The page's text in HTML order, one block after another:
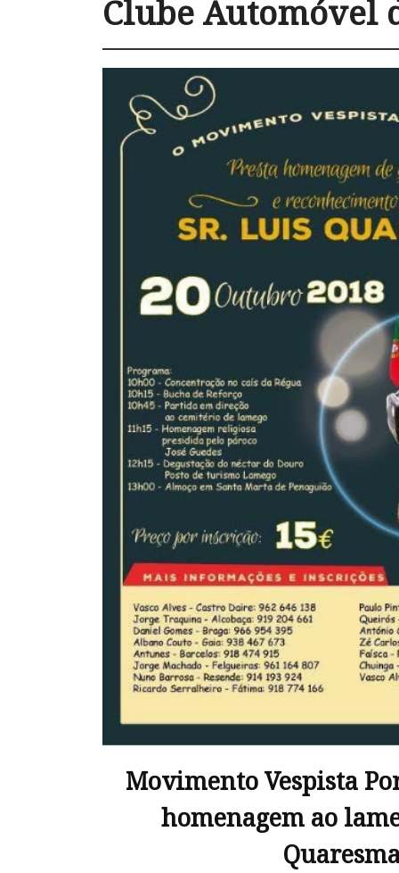
Clube Automóvel
Movimento Vespista
homenagem ao